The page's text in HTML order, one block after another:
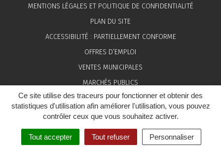
Ce site utilise des traceurs pour fonctionner et obtenir des
statistiques d'utilisation afin améliorer l'utilisation, vous pouvez
contrôler ceux que vous souhaitez activer.
Tout accepter Tout refuser Personnaliser
MENTIONS LÉGALES ET POLITIQUE DE CONFIDENTIALITÉ
PLAN DU SITE
ACCESSIBILITÉ : PARTIELLEMENT CONFORME
OFFRES D’EMPLOI
VENTES MUNICIPALES
MARCHÉS PUBLICS
ESPACE PRESSE